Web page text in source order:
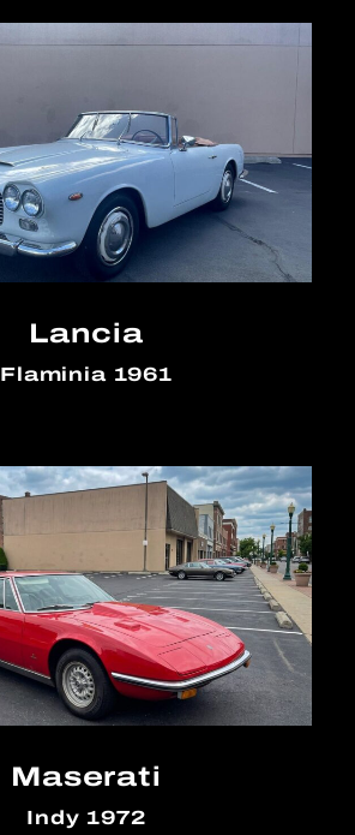
Lancia
Flaminia 1961
Maserati
Indy 1972